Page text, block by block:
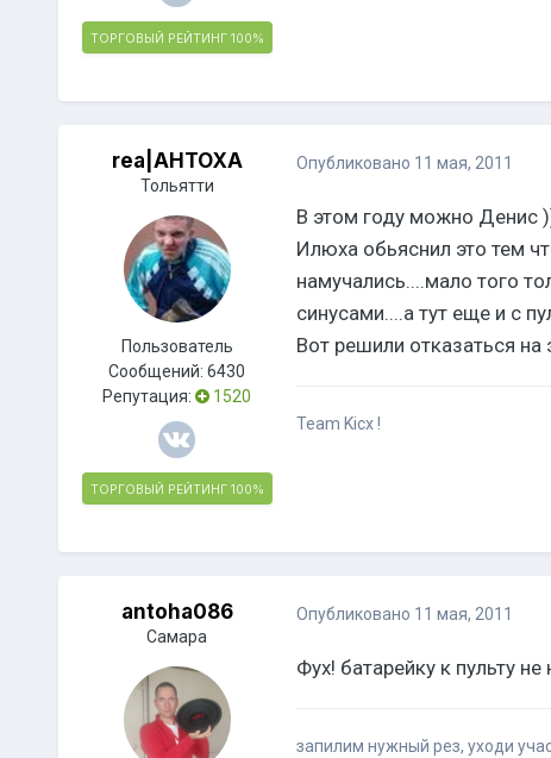
ТОРГОВЫЙ РЕЙТИНГ 100%
rea|AHTOXA
Тольятти
Пользователь
Сообщений:6430
Репутация:
1520
ТОРГОВЫЙ РЕЙТИНГ 100%
Опубликовано 11 мая, 2011
В этом году можно Денис
Илюха обьяснил это тем
намучались....мало того
синусами....а тут еще и с
Вот решили отказаться на
Team Kicx !
antoha086
Самара
Опубликовано 11 мая, 2011
Фух! батарейку к пульту
запилим нужный рез, уходи